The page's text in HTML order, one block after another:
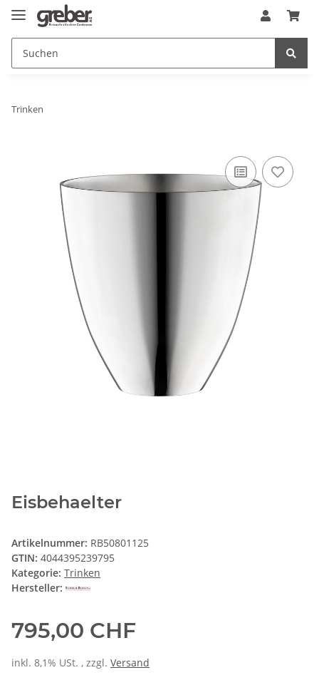
Trinken
Eisbehaelter
Artikelnummer: RB50801125
GTIN: 4044395239795
Kategorie: Trinken
Hersteller:
795,00 CHF
inkl. 8,1% USt. , zzgl. Versand